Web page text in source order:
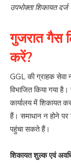
उपभोक्ता शिकायत
गुजरात गैस
करें?
GGL की ग्राहक सेवा
विभाजित किया गया
कार्यालय में शिकायत
हैं। समाधान न होने
पहुंचा सकते हैं।
शिकायत शुल्क एवं